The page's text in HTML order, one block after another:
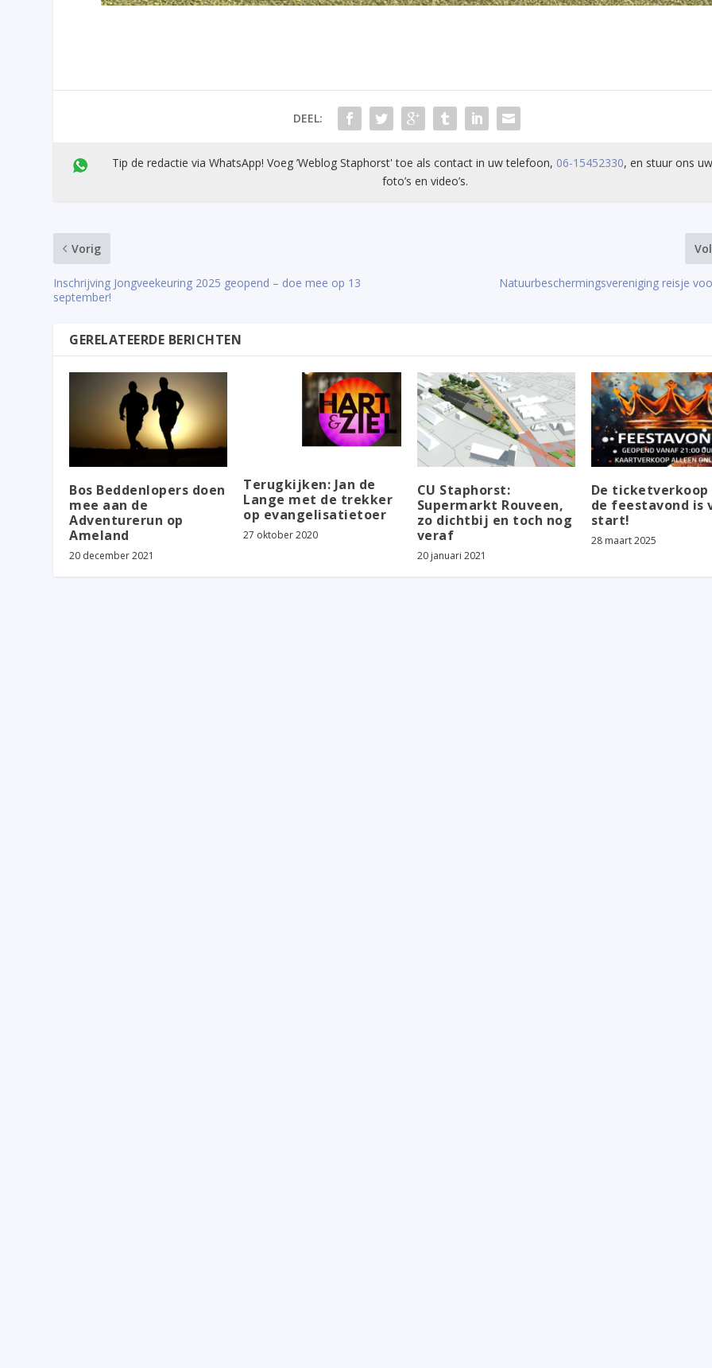
DEEL:
Tip de redactie via WhatsApp! Voeg ’Weblog Staphorst' toe als contact in uw telefoon, 06-15452330, en stuur ons
foto’s en video’s.
Vorig
Inschrijving Jongveekeuring 2025 geopend – doe mee op 13
september!
Natuurbeschermingsvereniging reisje
GERELATEERDE BERICHTEN
Bos Beddenlopers doen
mee aan de
Adventurerun op
Ameland
20 december 2021
Terugkijken: Jan de
Lange met de trekker
op evangelisatietoer
27 oktober 2020
CU Staphorst:
Supermarkt Rouveen,
zo dichtbij en toch nog
veraf
20 januari 2021
De ticketverkoop
de feestavond is
start!
28 maart 2025